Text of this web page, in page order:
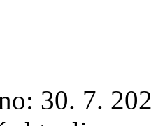
30. 7.